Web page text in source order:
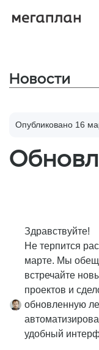
Новости
Опубликовано 16
Здравствуйте!
Не терпится
марте. Мы
встречайте
проектов и
обновленную
удобный